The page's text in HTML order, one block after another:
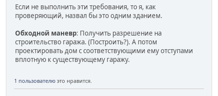
Если не выполнить эти требования, то я, как
проверяющий, назвал бы это одним зданием.
Обходной маневр: Получить разрешение на
строительство гаража. (Построить?). А потом
проектировать дом с соответствующими ему отступами
вплотную к существующему гаражу.
1 пользователю это нравится.